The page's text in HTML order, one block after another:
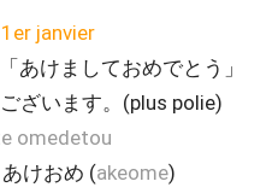
janvier
あけましておめでとう」
ざいます。(plus polie)
omedetou
けおめ (akeome)